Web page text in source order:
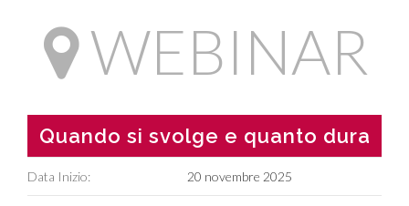
WEBINAR
Quando si svolge e quanto dura
Data Inizio: 20 novembre 2025